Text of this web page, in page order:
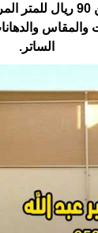
تبدأ الأسعار عامةًً من
والمقاس
‏الساتر.‏